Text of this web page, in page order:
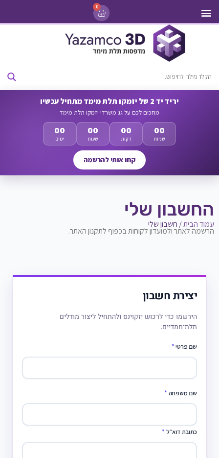
0
יריד יד 2 של יזמקו תלת מימד מתחיל עכשיו
מחכים לכם על גג משרדי יזמקו תלת מימד
00
ימים
00
שעות
00
דקות
00
שניות
קחו אותי להרשמה
החשבון שלי
עמוד הבית/ חשבון שלי
הרשמה לאתר ולמועדון לקוחות בכפוף לתקנון האתר.
יצירת חשבון
הירשמו כדי לרכוש יזקוינס ולהתחיל ליצור מודלים
תלת־ממדיים.
שם פרטי*
שם משפחה *
כתובת דוא״ל *